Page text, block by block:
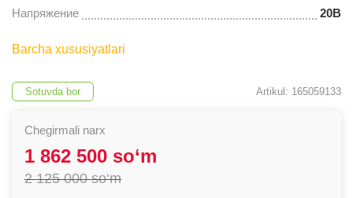
Напряжение 20В
Barcha xususiyatlari
Sotuvda bor Artikul: 165059133
Chegirmali narx
1 862 500 so‘m
2 125 000 so‘m